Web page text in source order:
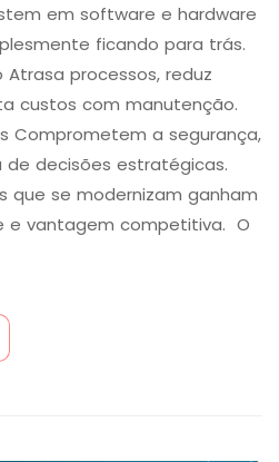
em software e hardware
ficando para trás.
processos, reduz
custos com manutenção.
Comprometem a segurança,
decisões estratégicas.
que se modernizam ganham
e vantagem competitiva. O